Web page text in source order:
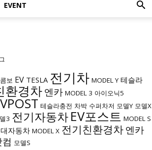
EVENT
보 EV TESLA 전기차 MODEL Y 테슬라
환경차 엔카 MODEL 3 아이오닉5
테슬라충전 차박 수퍼차저 모델Y 모델X
3 전기자동차EV포스트 MODEL S
자동차 MODEL X 전기친환경차 엔카
컴 모델S